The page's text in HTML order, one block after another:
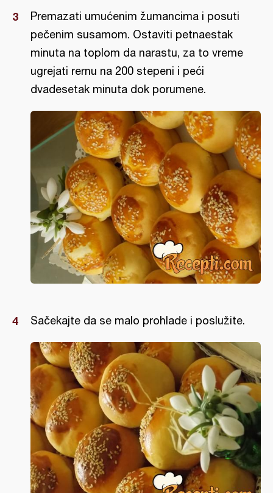
Premazati umućenim žumancima i posuti
pečenim susamom. Ostaviti petnaestak
minuta na toplom da narastu, za to vreme
ugrejati rernu na 200 stepeni i peći
dvadesetak minuta dok porumene.
Sačekajte da se malo prohlade i poslužite.